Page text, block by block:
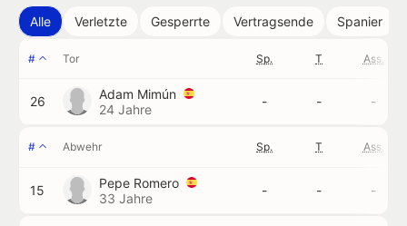
Alle Verletzte Gesperrte Vertragsende Spanier
# Tor Sp. T Ass.
26
Adam Mimún
24 Jahre
- - -
# Abwehr Sp. T Ass.
15
Pepe Romero
33 Jahre
- - -